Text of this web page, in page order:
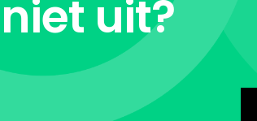
niet uit?